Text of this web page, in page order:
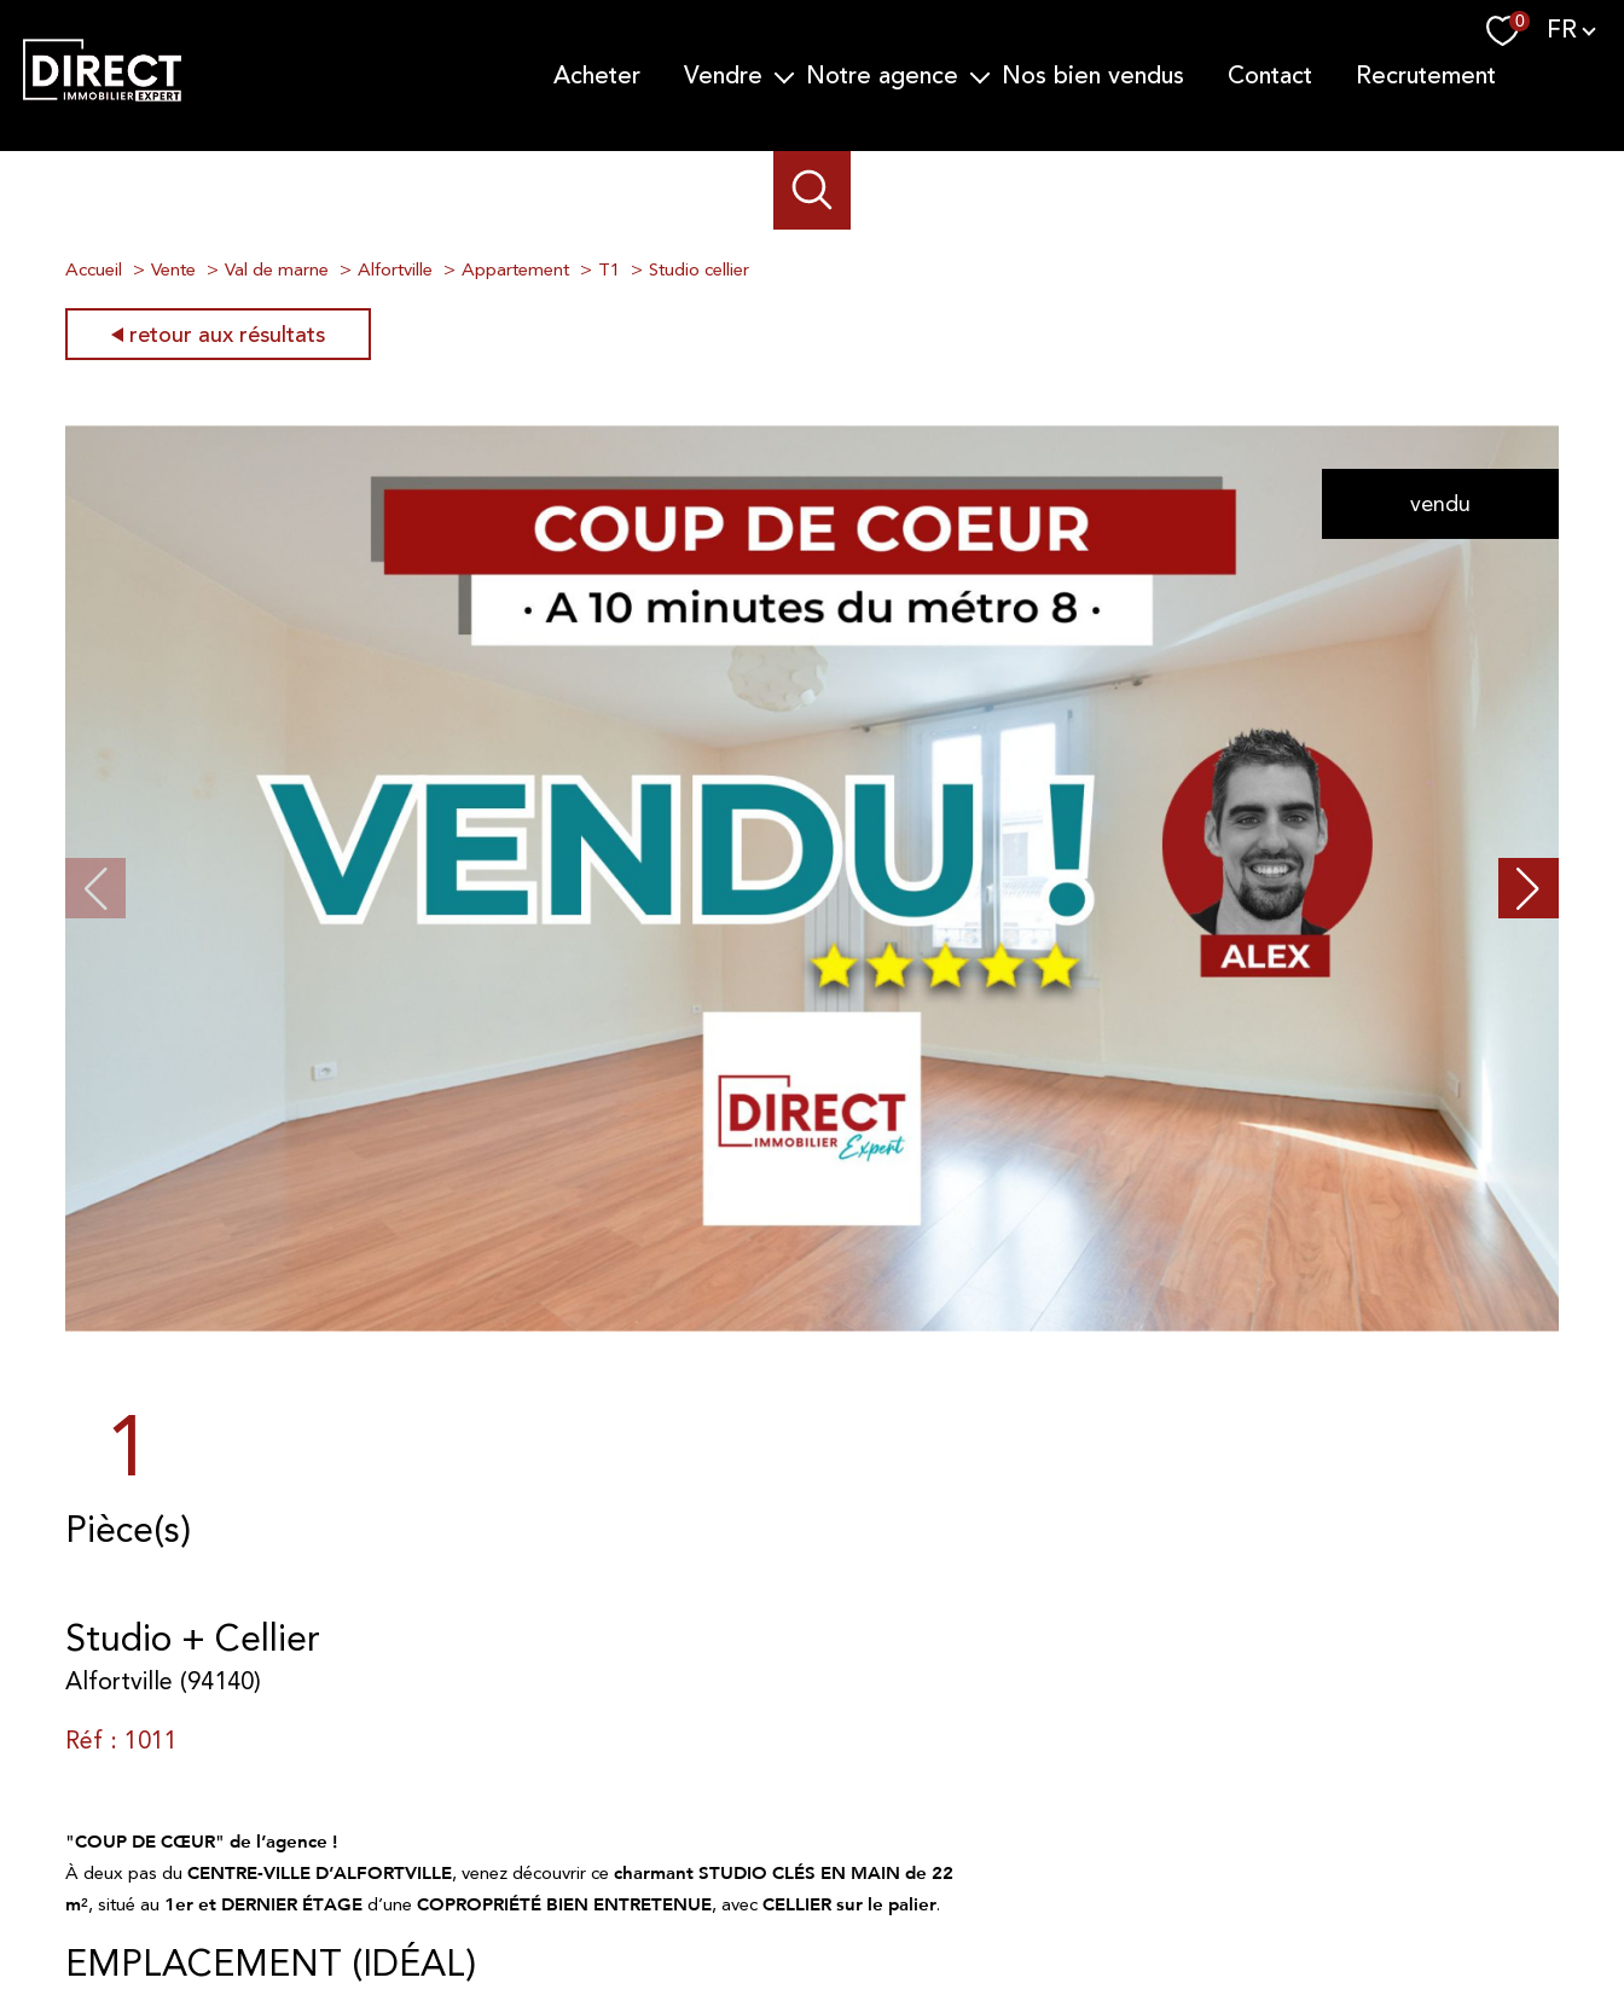
0 Langue
FR
acheter
vendre
Demander une estimation
notre agence
Notre équipe
nos bien vendus contact recrutement
Accueil Vente Val de marne Alfortville Appartement T1 Studio cellier
retour aux résultats
vendu
1
Pièce(s)
Studio + Cellier
Alfortville (94140)
Réf : 1011
"COUP DE CŒUR" de l’agence !
À deux pas du CENTRE-VILLE D’ALFORTVILLE, venez découvrir ce charmant STUDIO CLÉS EN MAIN de 22
m², situé au 1er et DERNIER ÉTAGE d’une COPROPRIÉTÉ BIEN ENTRETENUE, avec CELLIER sur le palier.
EMPLACEMENT (IDÉAL)